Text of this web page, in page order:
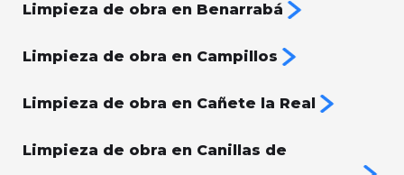
Limpieza de obra en Benarrabá
Limpieza de obra en Campillos
Limpieza de obra en Cañete la Real
Limpieza de obra en Canillas de